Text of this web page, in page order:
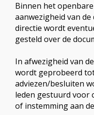
Binnen het
aanwezigheid van
directie wordt
gesteld over de
In afwezigheid van
wordt geprobeerd
adviezen/besluiten
leden gestuurd voor
of instemming aan